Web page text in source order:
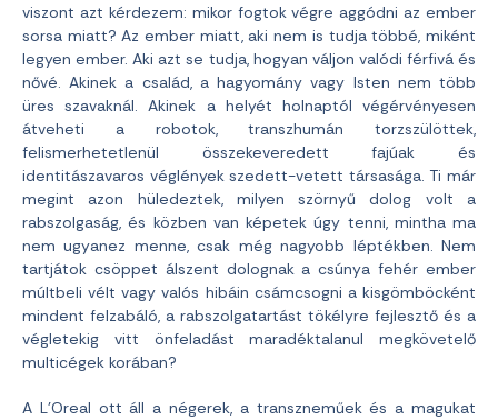
viszont azt kérdezem: mikor fogtok végre aggódni az ember
sorsa miatt? Az ember miatt, aki nem is tudja többé, miként
legyen ember. Aki azt se tudja, hogyan váljon valódi férfivá és
nővé. Akinek a család, a hagyomány vagy Isten nem több
üres szavaknál. Akinek a helyét holnaptól végérvényesen
átveheti a robotok, transzhumán torzszülöttek,
felismerhetetlenül összekeveredett fajúak és
identitászavaros véglények szedett-vetett társasága. Ti már
megint azon hüledeztek, milyen szörnyű dolog volt a
rabszolgaság, és közben van képetek úgy tenni, mintha ma
nem ugyanez menne, csak még nagyobb léptékben. Nem
tartjátok csöppet álszent dolognak a csúnya fehér ember
múltbeli vélt vagy valós hibáin csámcsogni a kisgömböcként
mindent felzabáló, a rabszolgatartást tökélyre fejlesztő és a
végletekig vitt önfeladást maradéktalanul megkövetelő
multicégek korában?
A L’Oreal ott áll a négerek, a transzneműek és a magukat